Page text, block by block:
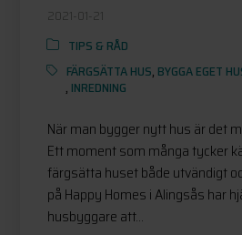
2021-01-21
TIPS & RÅD
FÄRGSÄTTA HUS, BYGGA EGET
, INREDNING
När man bygger nytt hus är det
Ett moment som många tycker
färgsätta huset både utvändigt
på Happy Homes i Alingsås har
husbyggare att...